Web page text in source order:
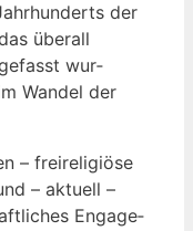
der
über­all
wur­
Wan­del der
– frei­re­li­giö­se
– aktu­ell –
Enga­ge­